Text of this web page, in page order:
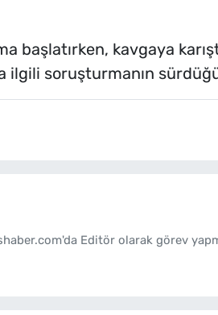
başlatırken, kavgaya
ilgili soruşturmanın
Editör olarak görev